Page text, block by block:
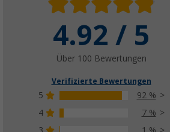
4.92 / 5
Über 100 Bewertungen
Verifizierte Bewertungen
5
92 %
4
7 %